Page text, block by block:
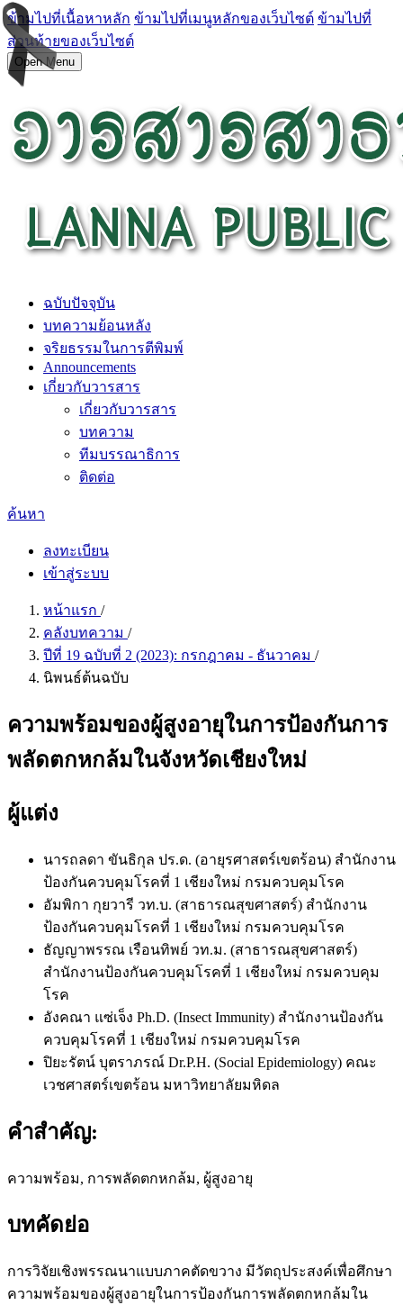
ข้ามไปที่เนื้อหาหลัก ข้ามไปที่เมนูหลักของเว็บไซต์ ข้ามไปที่
ส่วนท้ายของเว็บไซต์
Open Menu
ฉบับปัจจุบัน
บทความย้อนหลัง
จริยธรรมในการตีพิมพ์
Announcements
เกี่ยวกับวารสาร
เกี่ยวกับวารสาร
บทความ
ทีมบรรณาธิการ
ติดต่อ
ค้นหา
ลงทะเบียน
เข้าสู่ระบบ
หน้าแรก /
คลังบทความ /
ปีที่ 19 ฉบับที่ 2 (2023): กรกฎาคม - ธันวาคม /
นิพนธ์ต้นฉบับ
ความพร้อมของผู้สูงอายุในการป้องกันการ
พลัดตกหกล้มในจังหวัดเชียงใหม่
ผู้แต่ง
นารถลดา ขันธิกุล ปร.ด. (อายุรศาสตร์เขตร้อน) สำนักงาน
ป้องกันควบคุมโรคที่ 1 เชียงใหม่ กรมควบคุมโรค
อัมพิกา กุยวารี วท.บ. (สาธารณสุขศาสตร์) สำนักงาน
ป้องกันควบคุมโรคที่ 1 เชียงใหม่ กรมควบคุมโรค
ธัญญาพรรณ เรือนทิพย์ วท.ม. (สาธารณสุขศาสตร์)
สำนักงานป้องกันควบคุมโรคที่ 1 เชียงใหม่ กรมควบคุม
โรค
อังคณา แซ่เจ็ง Ph.D. (Insect Immunity) สำนักงานป้องกัน
ควบคุมโรคที่ 1 เชียงใหม่ กรมควบคุมโรค
ปิยะรัตน์ บุตราภรณ์ Dr.P.H. (Social Epidemiology) คณะ
เวชศาสตร์เขตร้อน มหาวิทยาลัยมหิดล
คำสำคัญ:
ความพร้อม, การพลัดตกหกล้ม, ผู้สูงอายุ
บทคัดย่อ
การวิจัยเชิงพรรณนาแบบภาคตัดขวาง มีวัตถุประสงค์เพื่อศึกษา
ความพร้อมของผู้สูงอายุในการป้องกันการพลัดตกหกล้มใน